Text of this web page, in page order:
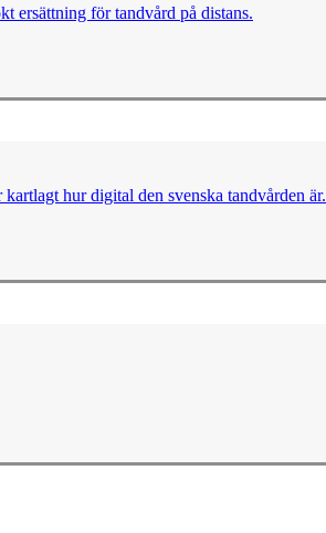
ersättning för tandvård på distans.
hur digital den svenska tandvården är.